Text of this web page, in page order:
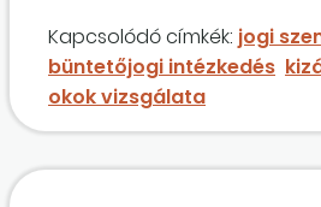
biztosítási céllal elrendelte a
iratainak és másik
meglévő üzletrészének
vezető tisztségviselő ellen
büntetőeljárásban?
Kapcsolódó címkék: jogi
büntetőjogi intézkedés
okok vizsgálata